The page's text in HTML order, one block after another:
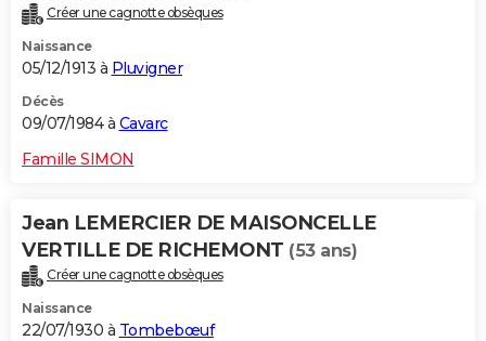
Créer une cagnotte obsèques
Naissance
05/12/1913 à Pluvigner
Décès
09/07/1984 à Cavarc
Famille SIMON
Jean LEMERCIER DE MAISONCELLE
VERTILLE DE RICHEMONT (53 ans)
Créer une cagnotte obsèques
Naissance
22/07/1930 à Tombebœuf